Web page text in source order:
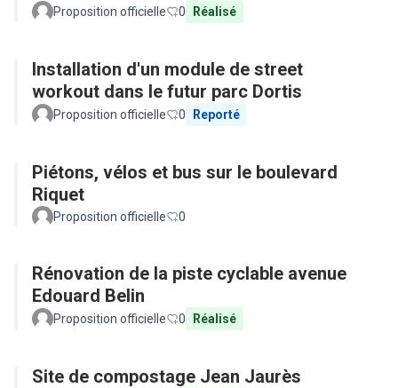
Proposition officielle 0 Réalisé
Installation d'un module de street
workout dans le futur parc Dortis
Proposition officielle 0 Reporté
Piétons, vélos et bus sur le boulevard
Riquet
Proposition officielle 0
Rénovation de la piste cyclable avenue
Edouard Belin
Proposition officielle 0 Réalisé
Site de compostage Jean Jaurès